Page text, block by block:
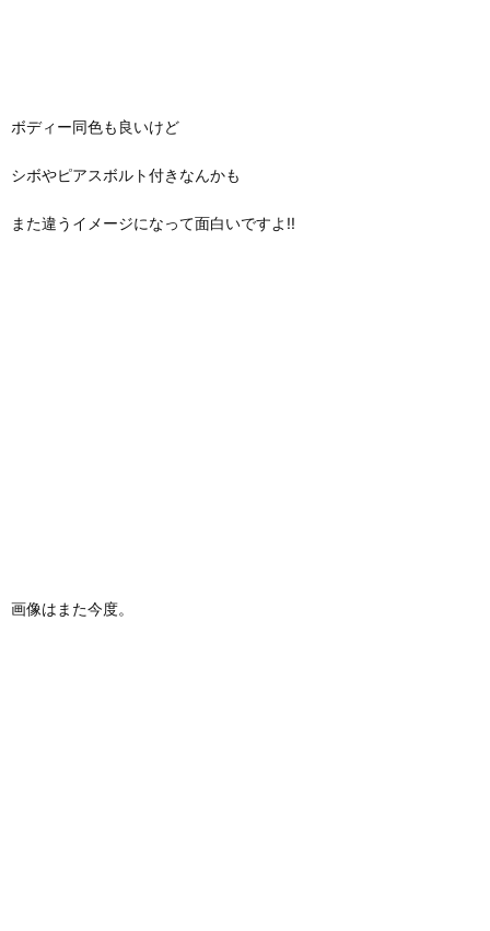
ボディー同色も良いけど
シボやピアスボルト付きなんかも
また違うイメージになって面白いですよ!!
画像はまた今度。